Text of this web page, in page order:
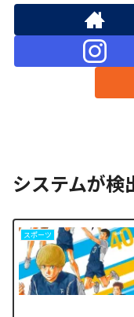
システムが検
スポーツ